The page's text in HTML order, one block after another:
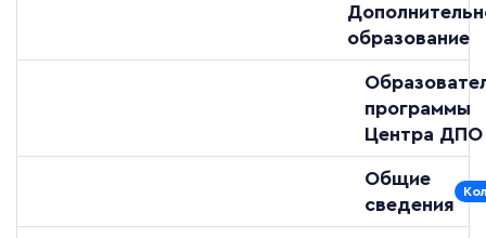
образование
программы
Центра ДПО
Общие
сведения